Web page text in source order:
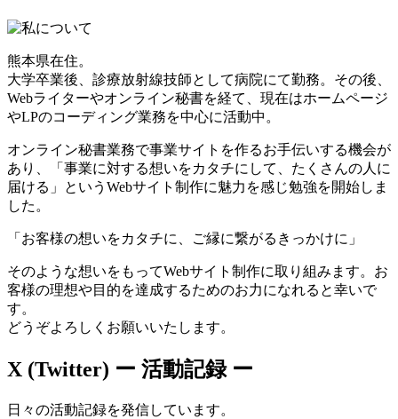
熊本県在住。
大学卒業後、診療放射線技師として病院にて勤務。その後、
Webライターやオンライン秘書を経て、現在はホームページ
やLPのコーディング業務を中心に活動中。
オンライン秘書業務で事業サイトを作るお手伝いする機会が
あり、「事業に対する想いをカタチにして、たくさんの人に
届ける」というWebサイト制作に魅力を感じ勉強を開始しま
した。
「お客様の想いをカタチに、ご縁に繋がるきっかけに」
そのような想いをもってWebサイト制作に取り組みます。お
客様の理想や目的を達成するためのお力になれると幸いで
す。
どうぞよろしくお願いいたします。
X (Twitter) ー 活動記録 ー
日々の活動記録を発信しています。